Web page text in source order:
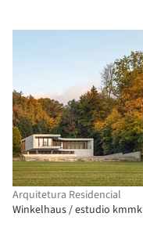
Arquitetura Residencial
Winkelhaus / estudio kmmk